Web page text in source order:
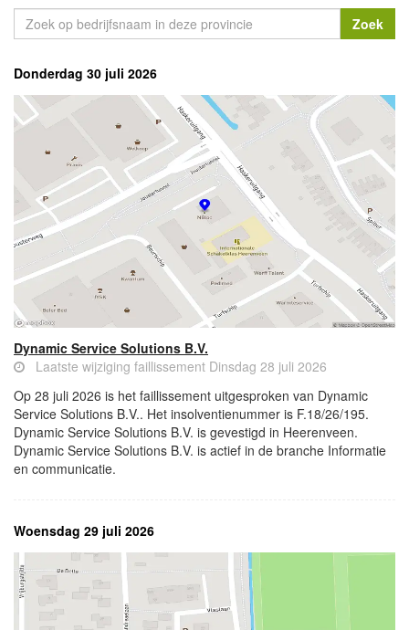
Donderdag 30 juli 2026
Dynamic Service Solutions B.V.
Laatste wijziging faillissement Dinsdag 28 juli 2026
Op 28 juli 2026 is het faillissement uitgesproken van Dynamic
Service Solutions B.V.. Het insolventienummer is F.18/26/195.
Dynamic Service Solutions B.V. is gevestigd in Heerenveen.
Dynamic Service Solutions B.V. is actief in de branche Informatie
en communicatie.
Woensdag 29 juli 2026